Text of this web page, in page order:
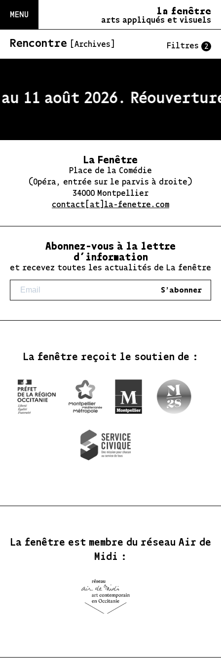
MENU la fenêtre
arts appliqués et visuels
Rencontre [Archives] Filtres 2
11 août 2026.
La Fenêtre
Place de la Comédie
(Opéra, entrée sur le parvis à droite)
34000 Montpellier
contact[at]la-fenetre.com
Abonnez-vous à la lettre
d’information
et recevez toutes les actualités de La fenêtre
S'abonner
La fenêtre reçoit le soutien de :
La fenêtre est membre du réseau Air de
Midi :